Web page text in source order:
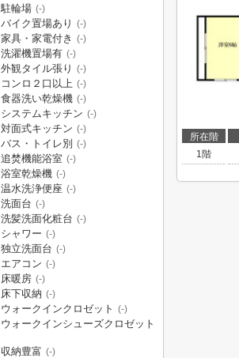
所在階
1階
駐輪場 (-)
バイク置場あり (-)
家具・家電付き (-)
洗濯機置場有 (-)
外観タイル張り (-)
コンロ２口以上 (-)
食器洗い乾燥機 (-)
システムキッチン (-)
対面式キッチン (-)
バス・トイレ別 (-)
追焚機能浴室 (-)
浴室乾燥機 (-)
温水洗浄便座 (-)
洗面台 (-)
洗髪洗面化粧台 (-)
シャワー (-)
独立洗面台 (-)
エアコン (-)
床暖房 (-)
床下収納 (-)
ウォークインクロゼット (-)
ウォークインシューズクロゼット
収納豊富 (-)